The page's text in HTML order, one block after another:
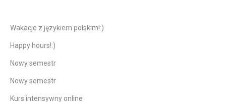
Wakacje z językiem polskim!:)
Happy hours!:)
Nowy semestr
Nowy semestr
Kurs intensywny online